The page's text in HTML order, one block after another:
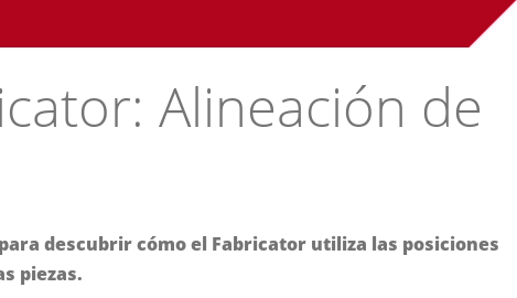
Alineación de
descubrir cómo el Fabricator utiliza las posiciones
piezas.